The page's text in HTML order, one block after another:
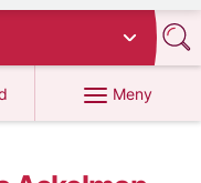
Meny